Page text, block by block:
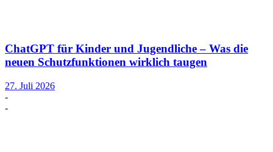
ChatGPT für Kinder und Jugendliche – Was die
neuen Schutzfunktionen wirklich taugen
27. Juli 2026
-
-